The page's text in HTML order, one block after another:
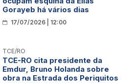
Gorayeb há vários dias
17/07/2026 | 12:00
TCE/RO
TCE-RO cita presidente da
Emdur, Bruno Holanda sobre
obra na Estrada dos Periquitos